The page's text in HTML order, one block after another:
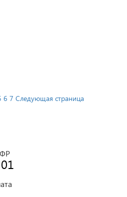
6 7 Следующая страница